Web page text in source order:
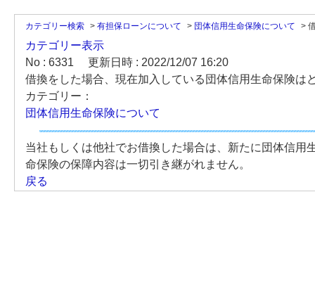
カテゴリー検索 > 有担保ローンについて > 団体信用生命保険について >
カテゴリー表示
No : 6331
更新日時 : 2022/12/07 16:20
借換をした場合、現在加入している団体信用生命保険は
カテゴリー：
団体信用生命保険について
当社もしくは他社でお借換した場合は、新たに団体信
命保険の保障内容は一切引き継がれません。
戻る